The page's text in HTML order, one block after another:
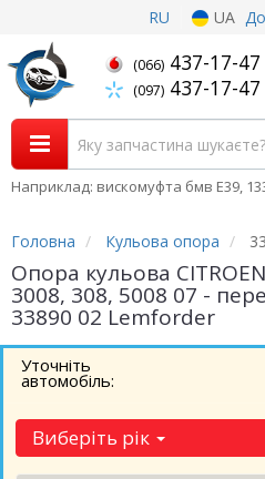
RU UA
(066) 437-17-47
(097) 437-17-47
Наприклад: вискомуфта бмв Е39,
Головна Кульова опора
Опора кульова
3008, 308, 5008 07 -
33890 02 Lemforder
Уточніть
автомобіль:
Виберіть рік